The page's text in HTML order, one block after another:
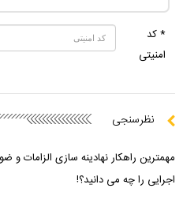
* کد
امنیتی
نظرسنجی
مهمترین راهکار نهادینه سازی الزامات و
اجرایی را چه می دانید؟!